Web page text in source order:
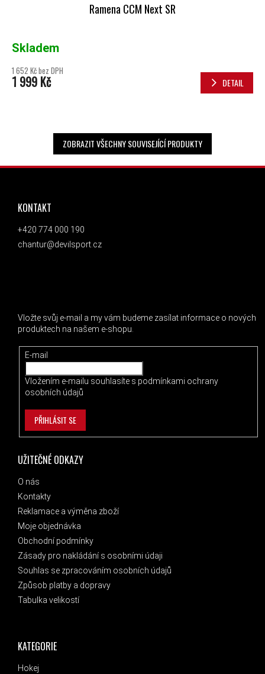
Ramena CCM Next SR
Skladem
1 652 Kč bez DPH
1 999 Kč DETAIL
ZOBRAZIT VŠECHNY SOUVISEJÍCÍ PRODUKTY
ZÁPATÍ
KATEGORIE
Hokej
UŽITEČNÉ ODKAZY
O nás
Kontakty
Reklamace a výměna zboží
Moje objednávka
Obchodní podmínky
Zásady pro nakládání s osobními údaji
Souhlas se zpracováním osobních údajů
Způsob platby a dopravy
Tabulka velikostí
KONTAKT
+420 774 000 190
chantur@devilsport.cz
Vložte svůj e-mail a my vám budeme zasílat informace o nových
produktech na našem e-shopu.
E-mail
Vložením e-mailu souhlasíte s podmínkami ochrany
osobních údajů
PŘIHLÁSIT SE